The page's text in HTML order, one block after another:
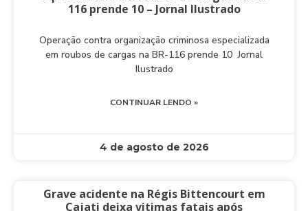
116 prende 10 – Jornal Ilustrado
Operação contra organização criminosa especializada
em roubos de cargas na BR-116 prende 10 Jornal
Ilustrado
CONTINUAR LENDO »
4 de agosto de 2026
Grave acidente na Régis Bittencourt em
Cajati deixa vitimas fatais após